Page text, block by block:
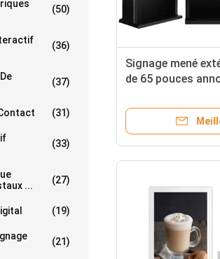
(50)
(36)
(37)
(31)
(33)
...
(27)
(19)
(21)
Signage mené
de 65 pouces